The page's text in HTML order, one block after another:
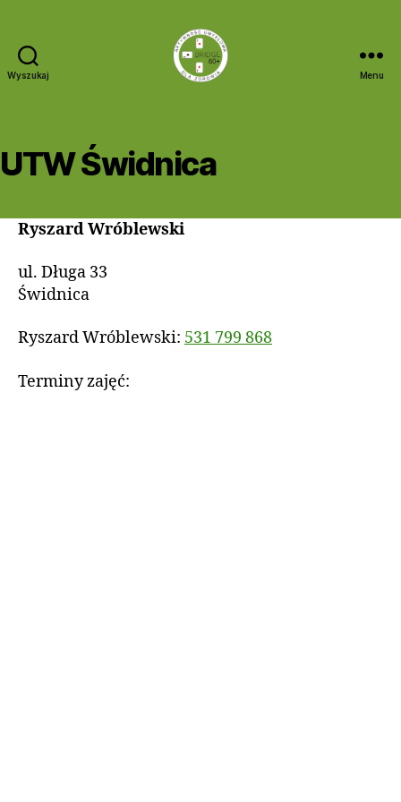
Wyszukaj Menu
UTW Świdnica
Ryszard Wróblewski
ul. Długa 33
Świdnica
Ryszard Wróblewski: 531 799 868
Terminy zajęć: